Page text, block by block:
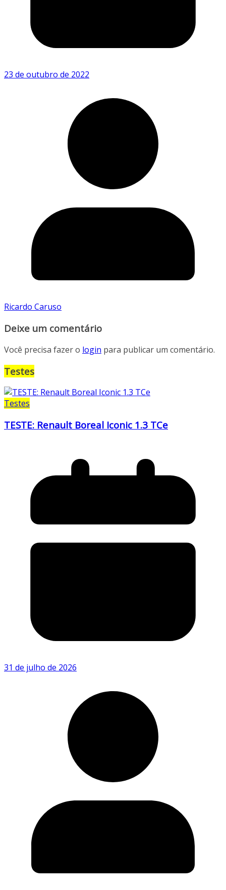
23 de outubro de 2022
Ricardo Caruso
Deixe um comentário
Você precisa fazer o login para publicar um comentário.
Testes
Testes
TESTE: Renault Boreal Iconic 1.3 TCe
31 de julho de 2026